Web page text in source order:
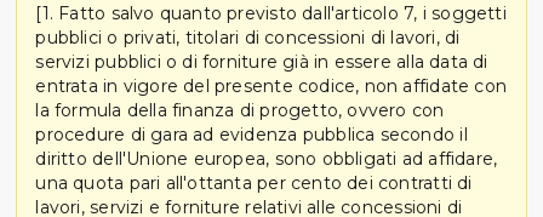
[1. Fatto salvo quanto previsto dall'articolo 7, i soggetti
pubblici o privati, titolari di concessioni di lavori, di
servizi pubblici o di forniture già in essere alla data di
entrata in vigore del presente codice, non affidate con
la formula della finanza di progetto, ovvero con
procedure di gara ad evidenza pubblica secondo il
diritto dell'Unione europea, sono obbligati ad affidare,
una quota pari all'ottanta per cento dei contratti di
lavori, servizi e forniture relativi alle concessioni di